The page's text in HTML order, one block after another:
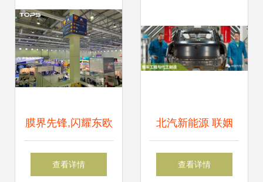
膜界先锋,闪耀东欧
德国拓弗三膜一体
查看详情
北汽新能源 联姻
麦格纳,要用电动超
查看详情